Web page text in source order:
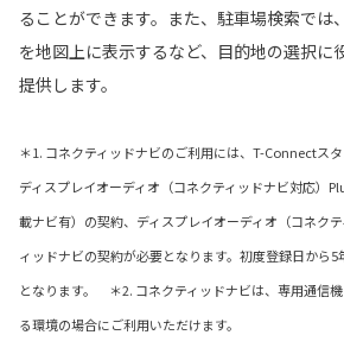
ることができます。また、駐車場検索では
を地図上に表示するなど、目的地の選択に
提供します。
＊1. コネクティッドナビのご利用には、T-Connectスタ
ディスプレイオーディオ（コネクティッドナビ対応）
載ナビ有）の契約、ディスプレイオーディオ（コネク
ィッドナビの契約が必要となります。初度登録日から5
となります。 ＊2. コネクティッドナビは、専用通信
る環境の場合にご利用いただけます。